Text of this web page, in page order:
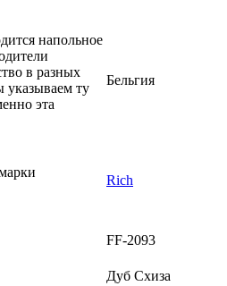
напольное
в разных
указываем ту
эта
Бельгия
Rich
FF-2093
Дуб Схиза